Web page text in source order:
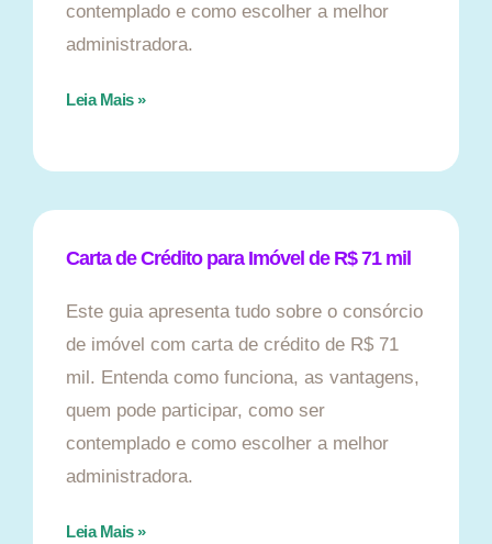
contemplado e como escolher a melhor
administradora.
Leia Mais »
Carta de Crédito para Imóvel de R$ 71 mil
Este guia apresenta tudo sobre o consórcio
de imóvel com carta de crédito de R$ 71
mil. Entenda como funciona, as vantagens,
quem pode participar, como ser
contemplado e como escolher a melhor
administradora.
Leia Mais »